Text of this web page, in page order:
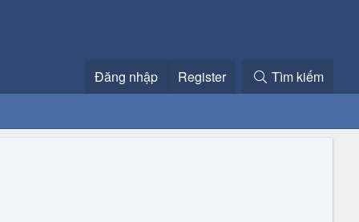
Đăng nhập Register Tìm kiếm